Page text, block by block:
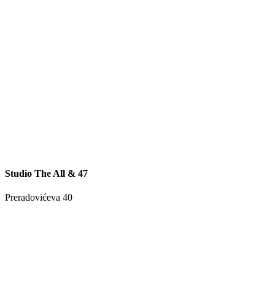
Studio The All & 47
Preradovićeva 40